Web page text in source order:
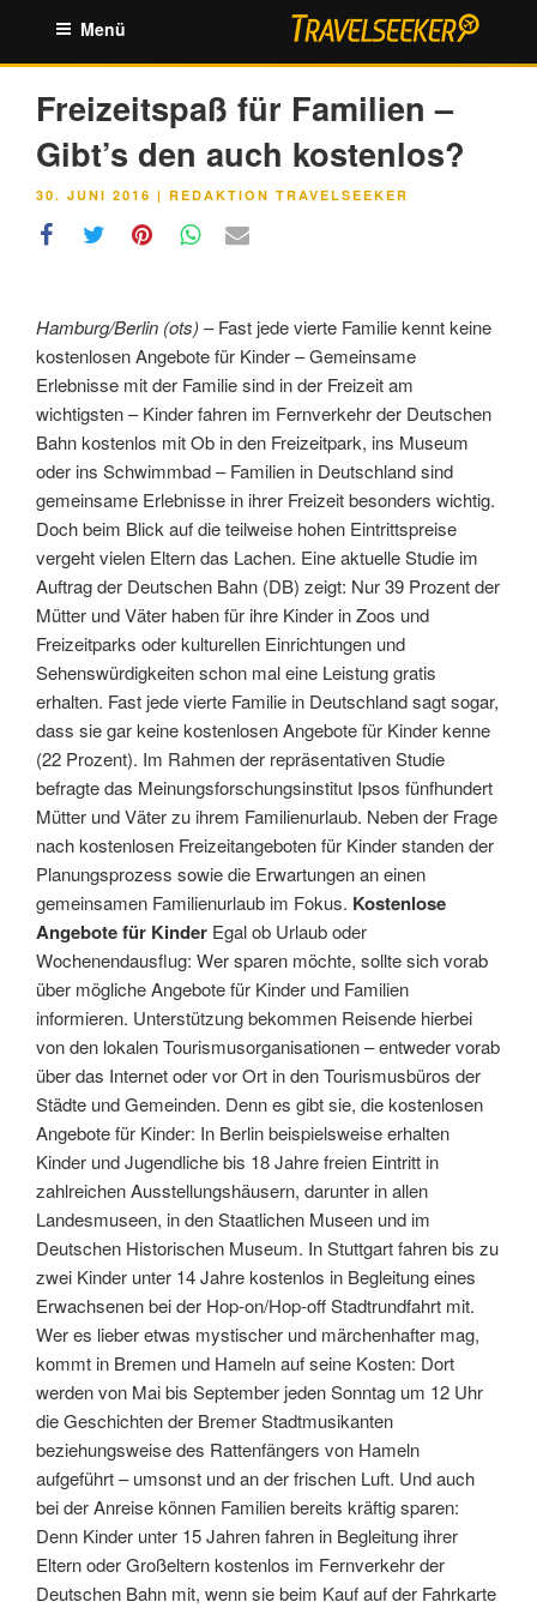
springen
Menü
Freizeitspaß für Familien –
Gibt’s den auch kostenlos?
VERÖFFENTLICHT
30. JUNI 2016 | REDAKTION TRAVELSEEKER
Hamburg/Berlin (ots) – Fast jede vierte Familie kennt keine
kostenlosen Angebote für Kinder – Gemeinsame
Erlebnisse mit der Familie sind in der Freizeit am
wichtigsten – Kinder fahren im Fernverkehr der Deutschen
Bahn kostenlos mit Ob in den Freizeitpark, ins Museum
oder ins Schwimmbad – Familien in Deutschland sind
gemeinsame Erlebnisse in ihrer Freizeit besonders wichtig.
Doch beim Blick auf die teilweise hohen Eintrittspreise
vergeht vielen Eltern das Lachen. Eine aktuelle Studie im
Auftrag der Deutschen Bahn (DB) zeigt: Nur 39 Prozent der
Mütter und Väter haben für ihre Kinder in Zoos und
Freizeitparks oder kulturellen Einrichtungen und
Sehenswürdigkeiten schon mal eine Leistung gratis
erhalten. Fast jede vierte Familie in Deutschland sagt sogar,
dass sie gar keine kostenlosen Angebote für Kinder kenne
(22 Prozent). Im Rahmen der repräsentativen Studie
befragte das Meinungsforschungsinstitut Ipsos fünfhundert
Mütter und Väter zu ihrem Familienurlaub. Neben der Frage
nach kostenlosen Freizeitangeboten für Kinder standen der
Planungsprozess sowie die Erwartungen an einen
gemeinsamen Familienurlaub im Fokus. Kostenlose
Angebote für Kinder Egal ob Urlaub oder
Wochenendausflug: Wer sparen möchte, sollte sich vorab
über mögliche Angebote für Kinder und Familien
informieren. Unterstützung bekommen Reisende hierbei
von den lokalen Tourismusorganisationen – entweder vorab
über das Internet oder vor Ort in den Tourismusbüros der
Städte und Gemeinden. Denn es gibt sie, die kostenlosen
Angebote für Kinder: In Berlin beispielsweise erhalten
Kinder und Jugendliche bis 18 Jahre freien Eintritt in
zahlreichen Ausstellungshäusern, darunter in allen
Landesmuseen, in den Staatlichen Museen und im
Deutschen Historischen Museum. In Stuttgart fahren bis zu
zwei Kinder unter 14 Jahre kostenlos in Begleitung eines
Erwachsenen bei der Hop-on/Hop-off Stadtrundfahrt mit.
Wer es lieber etwas mystischer und märchenhafter mag,
kommt in Bremen und Hameln auf seine Kosten: Dort
werden von Mai bis September jeden Sonntag um 12 Uhr
die Geschichten der Bremer Stadtmusikanten
beziehungsweise des Rattenfängers von Hameln
aufgeführt – umsonst und an der frischen Luft. Und auch
bei der Anreise können Familien bereits kräftig sparen:
Denn Kinder unter 15 Jahren fahren in Begleitung ihrer
Eltern oder Großeltern kostenlos im Fernverkehr der
Deutschen Bahn mit, wenn sie beim Kauf auf der Fahrkarte